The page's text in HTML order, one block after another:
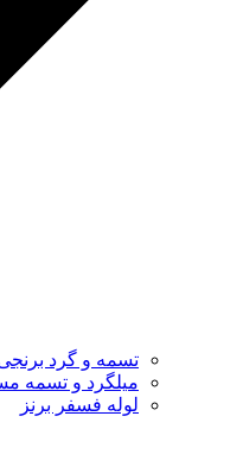
تسمه و گرد برنجی
میلگرد و تسمه مسی
لوله فسفر برنز